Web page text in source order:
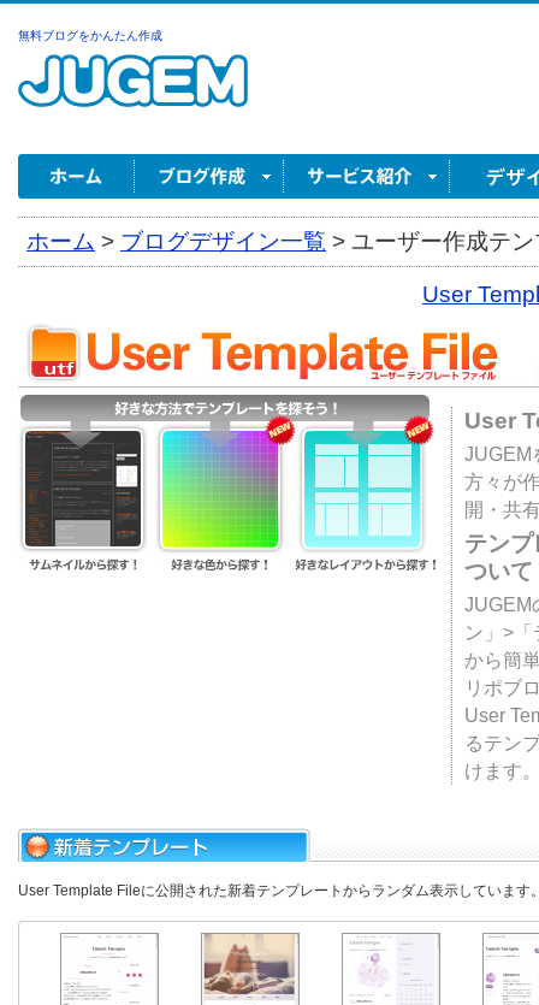
無料ブログをかんたん作成
ホーム > ブログデザイン一覧 > ユーザー作成テ
User
User
JUGEM
方々が
開・共
テン
ついて
JUGEM
ン」>
から簡
リポブ
User
るテン
けます
User Template Fileに公開された新着テンプレートからランダム表示しています